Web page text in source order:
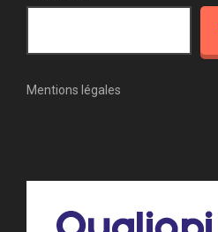
Mentions légales